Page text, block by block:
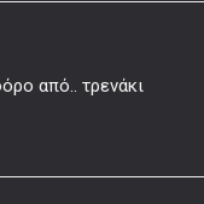
από.. τρενάκι